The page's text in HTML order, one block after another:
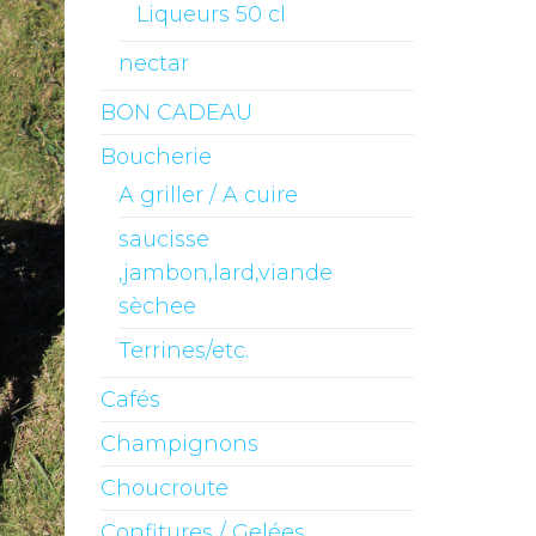
Liqueurs 50 cl
nectar
BON CADEAU
Boucherie
A griller / A cuire
saucisse
,jambon,lard,viande
sèchee
Terrines/etc.
Cafés
Champignons
Choucroute